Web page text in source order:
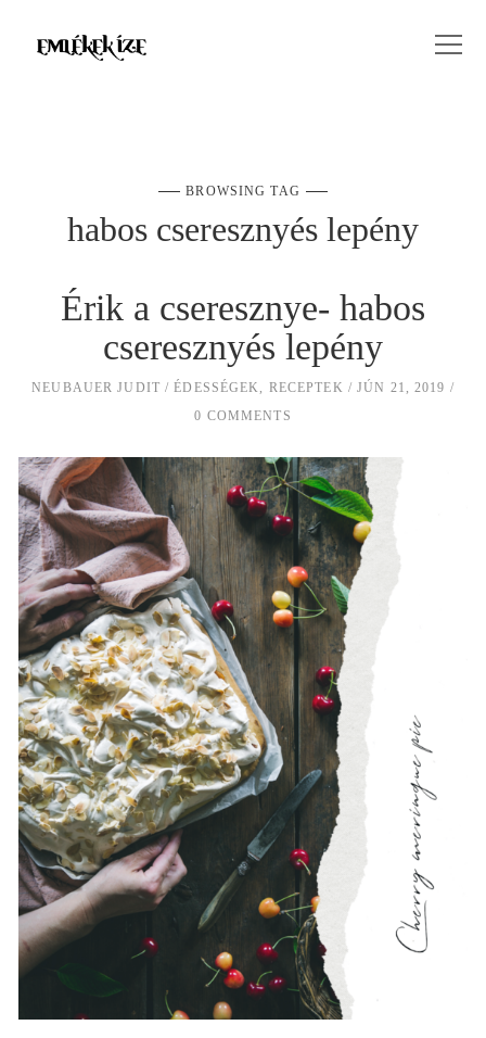
BROWSING TAG
habos cseresznyés lepény
Érik a cseresznye- habos
cseresznyés lepény
NEUBAUER JUDIT ÉDESSÉGEK, RECEPTEK
JÚN 21, 2019
0 COMMENTS